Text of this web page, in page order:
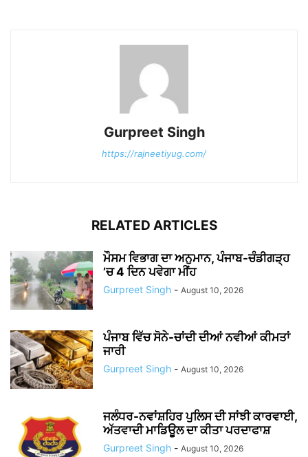
Gurpreet Singh
https://rajneetiyug.com/
RELATED ARTICLES
ਮੌਸਮ ਵਿਭਾਗ ਦਾ ਅਨੁਮਾਨ, ਪੰਜਾਬ-ਚੰਡੀਗੜ੍ਹ
’ਚ 4 ਦਿਨ ਪਵੇਗਾ ਮੀਂਹ
Gurpreet Singh - August 10, 2026
ਪੰਜਾਬ ਵਿੱਚ ਸੋਨੇ-ਚਾਂਦੀ ਦੀਆਂ ਨਵੀਆਂ ਕੀਮਤਾਂ
ਜਾਰੀ
Gurpreet Singh - August 10, 2026
ਜਲੰਧਰ-ਨਵਾਂਸ਼ਹਿਰ ਪੁਲਿਸ ਦੀ ਸਾਂਝੀ ਕਾਰਵਾਈ,
ਅੱਤਵਾਦੀ ਮਾਡਿਊਲ ਦਾ ਕੀਤਾ ਪਰਦਾਫਾਸ਼
Gurpreet Singh - August 10, 2026